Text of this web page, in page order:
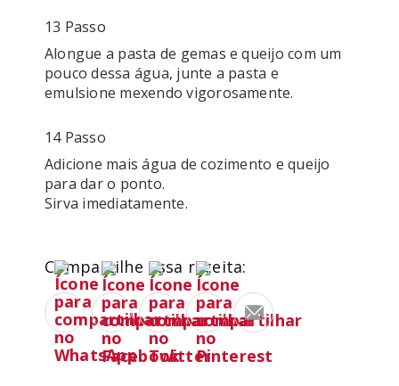
13 Passo
Alongue a pasta de gemas e queijo com um
pouco dessa água, junte a pasta e
emulsione mexendo vigorosamente.
14 Passo
Adicione mais água de cozimento e queijo
para dar o ponto.
Compartilhe essa receita: